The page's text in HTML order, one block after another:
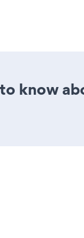
know